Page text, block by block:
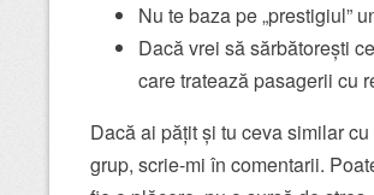
Nu te baza pe „prestigiul”
Dacă vrei să sărbătorești
care tratează pasagerii cu
Dacă ai pățit și tu ceva similar
grup, scrie-mi în comentarii.